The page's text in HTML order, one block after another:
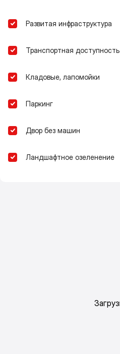
Развитая инфраструктура
Транспортная доступность
Кладовые, лапомойки
Паркинг
Двор без машин
Ландшафтное озеленение